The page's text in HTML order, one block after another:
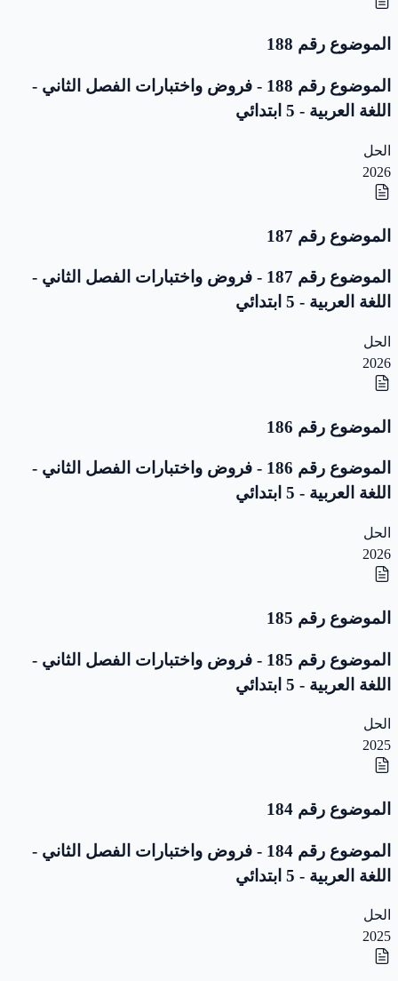
الموضوع رقم 188
الموضوع رقم 188 - فروض واختبارات الفصل الثاني -
اللغة العربية - 5 ابتدائي
الحل
2026
الموضوع رقم 187
الموضوع رقم 187 - فروض واختبارات الفصل الثاني -
اللغة العربية - 5 ابتدائي
الحل
2026
الموضوع رقم 186
الموضوع رقم 186 - فروض واختبارات الفصل الثاني -
اللغة العربية - 5 ابتدائي
الحل
2026
الموضوع رقم 185
الموضوع رقم 185 - فروض واختبارات الفصل الثاني -
اللغة العربية - 5 ابتدائي
الحل
2025
الموضوع رقم 184
الموضوع رقم 184 - فروض واختبارات الفصل الثاني -
اللغة العربية - 5 ابتدائي
الحل
2025